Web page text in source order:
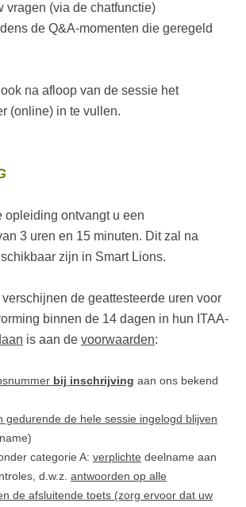
vragen (via de chatfunctie)
de Q&A-momenten die geregeld
na afloop van de sessie het
(online) in te vullen.
opleiding ontvangt u een
3 uren en 15 minuten. Dit zal na
zijn in Smart Lions.
verschijnen de geattesteerde uren voor
binnen de 14 dagen in hun ITAA-
is aan de voorwaarden:
bij inschrijving aan ons bekend
gedurende de hele sessie ingelogd blijven
categorie A: verplichte deelname aan
d.w.z. antwoorden op alle
de afsluitende toets (zorg ervoor dat uw